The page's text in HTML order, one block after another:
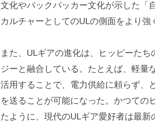
文化やバックパッカー文化が示した「
カルチャーとしてのULの側面をより強
また、ULギアの進化は、ヒッピーた
ジーと融合している。たとえば、軽量
活用することで、電力供給に頼らず、
を送ることが可能になった。かつての
たように、現代のULギア愛好者は最